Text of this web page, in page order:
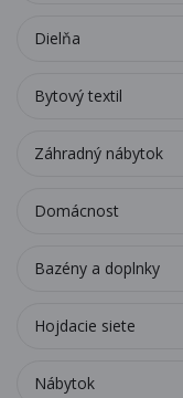
Dielňa
Bytový textil
Záhradný nábytok
Domácnost
Bazény a doplnky
Hojdacie siete
Nábytok